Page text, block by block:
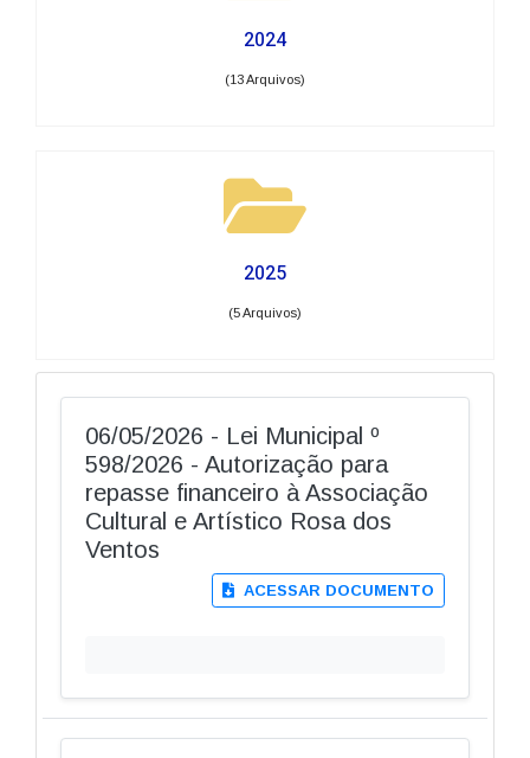
2024
(13 Arquivos)
2025
(5 Arquivos)
06/05/2026 - Lei Municipal º
598/2026 - Autorização para
repasse financeiro à Associação
Cultural e Artístico Rosa dos
Ventos
ACESSAR DOCUMENTO